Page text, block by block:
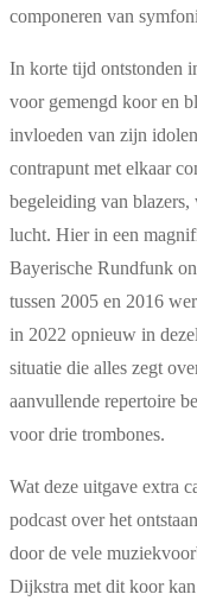
componeren van
In korte tijd ontstonden
voor gemengd koor en
invloeden van zijn
contrapunt met elkaar
begeleiding van
lucht. Hier in een
Bayerische Rundfunk
tussen 2005 en 2016
in 2022 opnieuw in
situatie die alles zegt
aanvullende repertoire
voor drie trombones.
Wat deze uitgave extra
podcast over het
door de vele
Dijkstra met dit koor